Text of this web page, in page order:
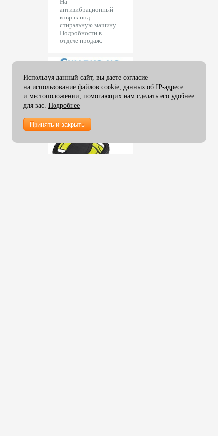
мм
Пленка ламинирования 457
мм
Пленка ламинирования 480
Пленка ламинирования 635
мм
мм
мм
Фальцовщики Cyklos
Фальцовщики Uchida
Прессы для тиснения OPUS
На
антивибрационный
коврик под
стиральную машину.
Подробности в
отделе продаж.
Используя данный сайт, вы даете согласие
на использование файлов cookie, данных об IP-адресе
и местоположении, помогающих нам сделать его удобнее
для вас. Подробнее
Принять и закрыть